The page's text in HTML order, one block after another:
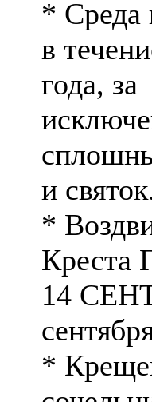
* Среда
в
года, за
и
*
Креста
14
*